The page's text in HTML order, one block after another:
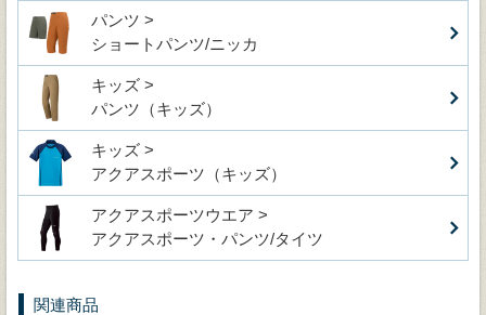
パンツ >
ショートパンツ/ニッカ
キッズ >
パンツ（キッズ）
キッズ >
アクアスポーツ（キッズ）
アクアスポーツウエア >
アクアスポーツ・パンツ/タイツ
関連商品